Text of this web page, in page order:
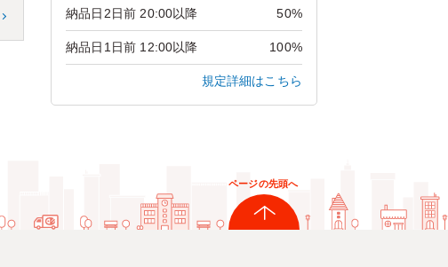
納品日2日前 20:00以降 50%
納品日1日前 12:00以降 100%
規定詳細はこちら
ページの先頭へ